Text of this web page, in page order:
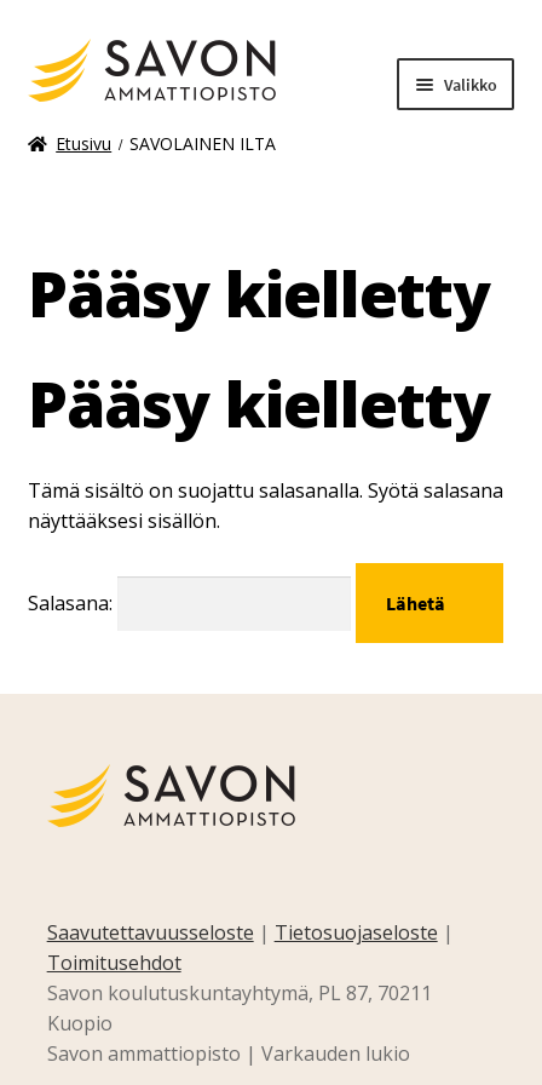
Valikko
Etusivu SAVOLAINEN ILTA
Pääsy kielletty
Pääsy kielletty
Tämä sisältö on suojattu salasanalla. Syötä salasana
näyttääksesi sisällön.
Salasana:
Saavutettavuusseloste | Tietosuojaseloste |
Toimitusehdot
Savon koulutuskuntayhtymä, PL 87, 70211
Kuopio
Savon ammattiopisto | Varkauden lukio